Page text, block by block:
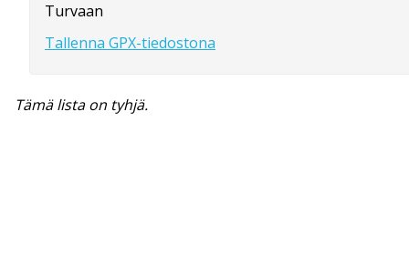
Turvaan
Tallenna GPX-tiedostona
Tämä lista on tyhjä.